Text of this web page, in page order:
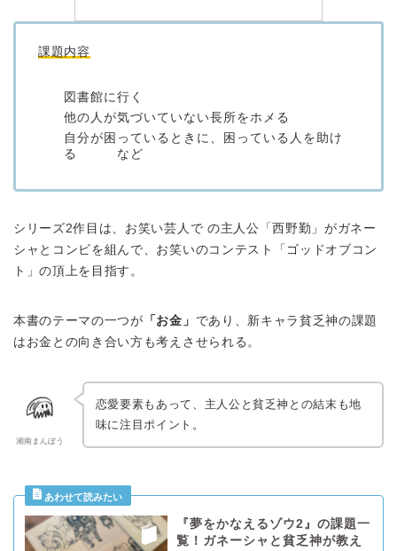
課題内容
図書館に行く
他の人が気づいていない長所をホメる
自分が困っているときに、困っている人を助け
る など
シリーズ2作目は、お笑い芸人で の主人公「西野勤」がガネー
シャとコンビを組んで、お笑いのコンテスト「ゴッドオブコン
ト」の頂上を目指す。
本書のテーマの一つが 「お金」 であり、新キャラ貧乏神の課題
はお金との向き合い方も考えさせられる。
湘南まんぼう
恋愛要素もあって、主人公と貧乏神との結末も地
味に注目ポイント。
『夢をかなえるゾウ2』の課題一
覧！ガネーシャと貧乏神が教え